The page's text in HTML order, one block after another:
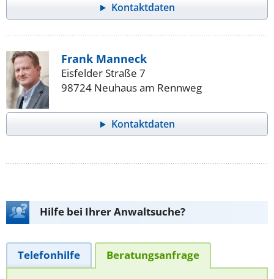
Kontaktdaten
Frank Manneck
Eisfelder Straße 7
98724 Neuhaus am Rennweg
Kontaktdaten
Hilfe bei Ihrer Anwaltsuche?
Telefonhilfe Beratungsanfrage